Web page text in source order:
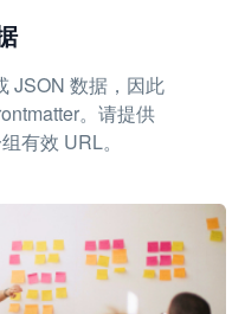
JSON 数据，因此
。请提供
有效 URL。